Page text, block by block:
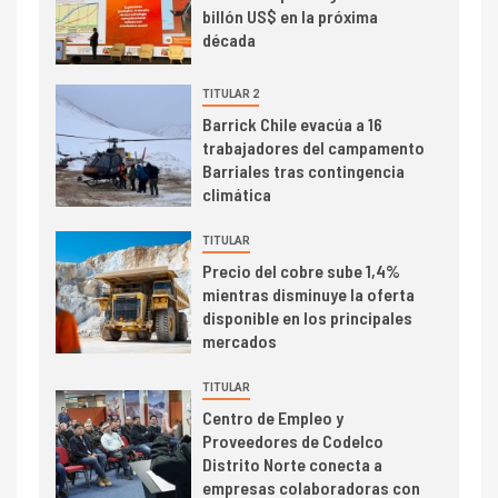
Estudio revela cómo el precio
del cobre y educación superior
I+D
BHP proyecta producción de
cobre cercana a 2 millones de
toneladas tras récord en
7
Codelco reporta Ebitda de US$
6.670 millones y mejora sus
indicadores financieros
billón US$ en la próxima
década
TITULAR 2
Barrick Chile evacúa a 16
trabajadores del campamento
Barriales tras contingencia
climática
TITULAR
Precio del cobre sube 1,4%
mientras disminuye la oferta
disponible en los principales
mercados
TITULAR
Centro de Empleo y
Proveedores de Codelco
Distrito Norte conecta a
empresas colaboradoras con